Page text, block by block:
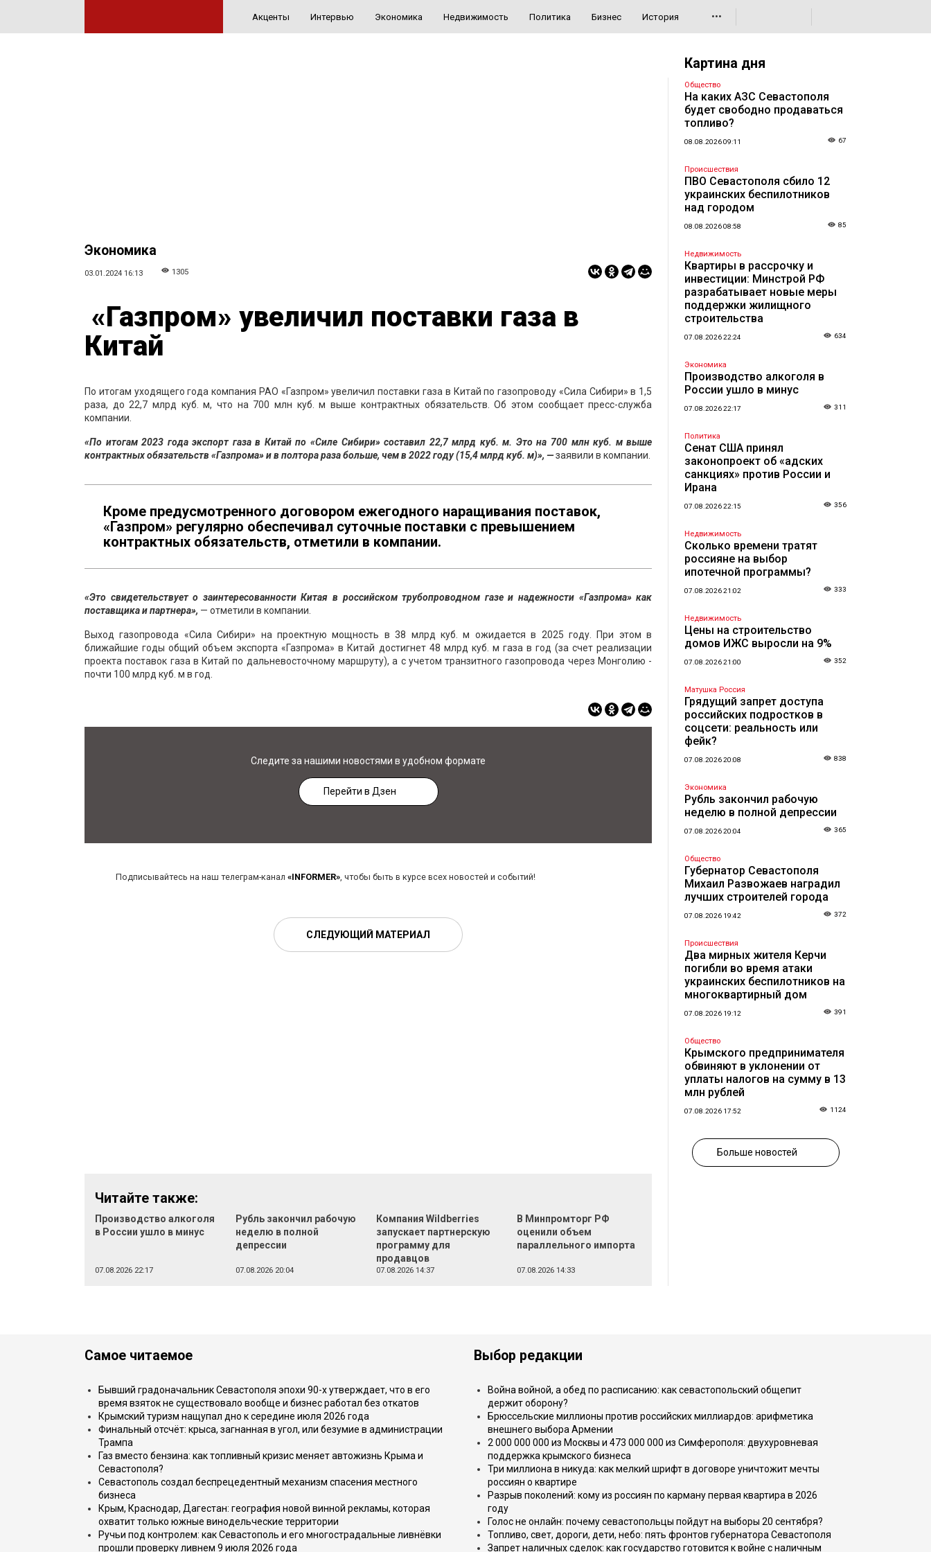
Акценты Интервью Экономика Недвижимость Политика Бизнес История •••
Экономика
03.01.2024 16:13 1305
«Газпром» увеличил поставки газа в
Китай
По итогам уходящего года компания РАО «Газпром» увеличил поставки газа в Китай по газопроводу «Сила Сибири» в 1,5
раза, до 22,7 млрд куб. м, что на 700 млн куб. м выше контрактных обязательств. Об этом сообщает пресс-служба
компании.
«По итогам 2023 года экспорт газа в Китай по «Силе Сибири» составил 22,7 млрд куб. м. Это на 700 млн куб. м выше
контрактных обязательств «Газпрома» и в полтора раза больше, чем в 2022 году (15,4 млрд куб. м)», —заявили в компании.
Кроме предусмотренного договором ежегодного наращивания поставок,
«Газпром» регулярно обеспечивал суточные поставки с превышением
контрактных обязательств, отметили в компании.
«Это свидетельствует о заинтересованности Китая в российском трубопроводном газе и надежности «Газпрома» как
поставщика и партнера», — отметили в компании.
Выход газопровода «Сила Сибири» на проектную мощность в 38 млрд куб. м ожидается в 2025 году. При этом в
ближайшие годы общий объем экспорта «Газпрома» в Китай достигнет 48 млрд куб. м газа в год (за счет реализации
проекта поставок газа в Китай по дальневосточному маршруту), а с учетом транзитного газопровода через Монголию -
почти 100 млрд куб. м в год.
Следите за нашими новостями в удобном формате
Перейти в Дзен
Подписывайтесь на наш телеграм-канал «INFORMER», чтобы быть в курсе всех новостей и событий!
СЛЕДУЮЩИЙ МАТЕРИАЛ
Читайте также:
Производство алкоголя
в России ушло в минус
07.08.2026 22:17
Рубль закончил рабочую
неделю в полной
депрессии
07.08.2026 20:04
Компания Wildberries
запускает партнерскую
программу для
продавцов
07.08.2026 14:37
В Минпромторг РФ
оценили объем
параллельного импорта
07.08.2026 14:33
Картина дня
Общество
На каких АЗС Севастополя
будет свободно продаваться
топливо?
08.08.2026 09:11 67
Происшествия
ПВО Севастополя сбило 12
украинских беспилотников
над городом
08.08.2026 08:58 85
Недвижимость
Квартиры в рассрочку и
инвестиции: Минстрой РФ
разрабатывает новые меры
поддержки жилищного
строительства
07.08.2026 22:24 634
Экономика
Производство алкоголя в
России ушло в минус
07.08.2026 22:17 311
Политика
Сенат США принял
законопроект об «адских
санкциях» против России и
Ирана
07.08.2026 22:15 356
Недвижимость
Сколько времени тратят
россияне на выбор
ипотечной программы?
07.08.2026 21:02 333
Недвижимость
Цены на строительство
домов ИЖС выросли на 9%
07.08.2026 21:00 352
Матушка Россия
Грядущий запрет доступа
российских подростков в
соцсети: реальность или
фейк?
07.08.2026 20:08 838
Экономика
Рубль закончил рабочую
неделю в полной депрессии
07.08.2026 20:04 365
Общество
Губернатор Севастополя
Михаил Развожаев наградил
лучших строителей города
07.08.2026 19:42 372
Происшествия
Два мирных жителя Керчи
погибли во время атаки
украинских беспилотников на
многоквартирный дом
07.08.2026 19:12 391
Общество
Крымского предпринимателя
обвиняют в уклонении от
уплаты налогов на сумму в 13
млн рублей
07.08.2026 17:52 1124
Больше новостей
Самое читаемое
Бывший градоначальник Севастополя эпохи 90-х утверждает, что в его
время взяток не существовало вообще и бизнес работал без откатов
Крымский туризм нащупал дно к середине июля 2026 года
Финальный отсчёт: крыса, загнанная в угол, или безумие в администрации
Трампа
Газ вместо бензина: как топливный кризис меняет автожизнь Крыма и
Севастополя?
Севастополь создал беспрецедентный механизм спасения местного
бизнеса
Крым, Краснодар, Дагестан: география новой винной рекламы, которая
охватит только южные винодельческие территории
Ручьи под контролем: как Севастополь и его многострадальные ливнёвки
прошли проверку ливнем 9 июля 2026 года
Выбор редакции
Война войной, а обед по расписанию: как севастопольский общепит
держит оборону?
Брюссельские миллионы против российских миллиардов: арифметика
внешнего выбора Армении
2 000 000 000 из Москвы и 473 000 000 из Симферополя: двухуровневая
поддержка крымского бизнеса
Три миллиона в никуда: как мелкий шрифт в договоре уничтожит мечты
россиян о квартире
Разрыв поколений: кому из россиян по карману первая квартира в 2026
году
Голос не онлайн: почему севастопольцы пойдут на выборы 20 сентября?
Топливо, свет, дороги, дети, небо: пять фронтов губернатора Севастополя
Запрет наличных сделок: как государство готовится к войне с наличным